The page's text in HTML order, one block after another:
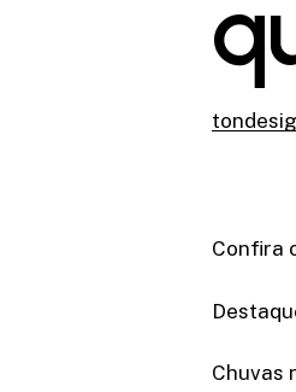
Confira
Chuvas